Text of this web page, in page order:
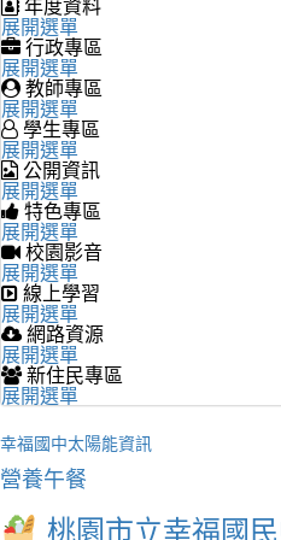
展開選單
行政專區
展開選單
教師專區
展開選單
學生專區
展開選單
公開資訊
展開選單
特色專區
展開選單
校園影音
展開選單
線上學習
展開選單
網路資源
展開選單
新住民專區
展開選單
幸福國中太陽能資訊
營養午餐
桃園市立幸福國